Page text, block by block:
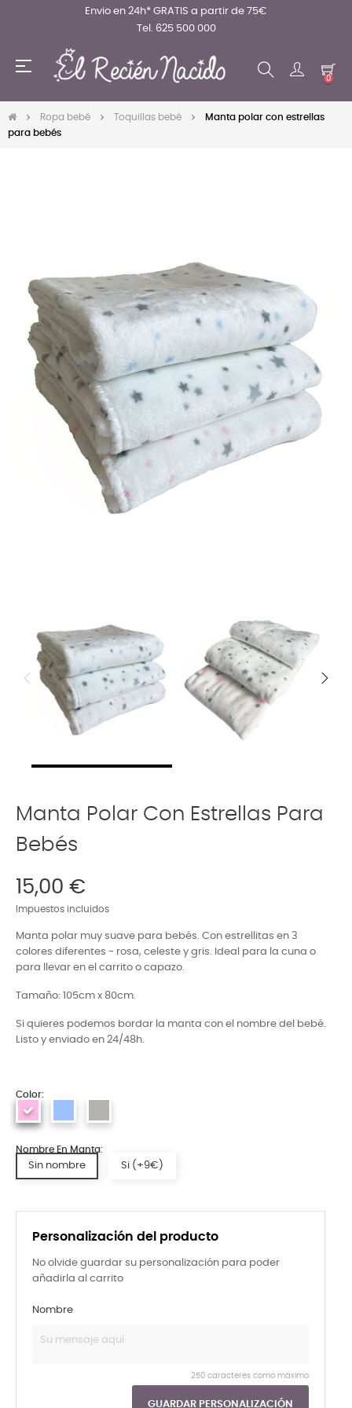
Envio en 24h* GRATIS a partir de 75€
Tel. 625 500 000
Navegación
☰
0
Ropa bebé Toquillas bebé
Manta polar con estrellas
para bebés
Manta Polar Con Estrellas Para
Bebés
15,00 €
Impuestos incluidos
Manta polar muy suave para bebés. Con estrellitas en 3
colores diferentes - rosa, celeste y gris. Ideal para la cuna o
para llevar en el carrito o capazo.
Tamaño: 105cm x 80cm.
Si quieres podemos bordar la manta con el nombre del bebé.
Listo y enviado en 24/48h.
Personalización del producto
No olvide guardar su personalización para poder
añadirla al carrito
Nombre
250 caracteres como máximo
GUARDAR PERSONALIZACIÓN
Color:
Nombre En Manta:
Sin nombre Si (+9€)